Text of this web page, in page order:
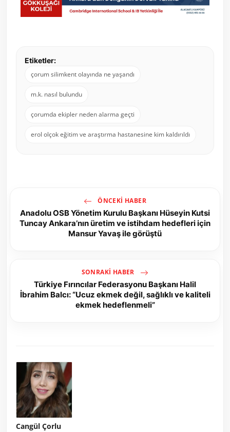
Etiketler:
çorum silimkent olayında ne yaşandı
m.k. nasıl bulundu
çorumda ekipler neden alarma geçti
erol olçok eğitim ve araştırma hastanesine kim kaldırıldı
ÖNCEKI HABER
Anadolu OSB Yönetim Kurulu Başkanı Hüseyin Kutsi
Tuncay Ankara’nın üretim ve istihdam hedefleri için
Mansur Yavaş ile görüştü
SONRAKI HABER
Türkiye Fırıncılar Federasyonu Başkanı Halil
İbrahim Balcı: “Ucuz ekmek değil, sağlıklı ve kaliteli
ekmek hedeflenmeli”
Cangül Çorlu